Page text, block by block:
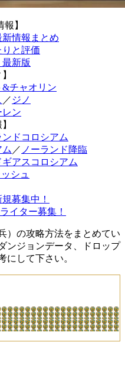
】
情報まとめ
と評価
新版
&チャオリン
／ ジノ
レン
ンドコロシアム
／ ノーランド降臨
ギアスコロシアム
シュ
募集中！
イター募集！
）の攻略方法をまとめてい
ンジョンデータ、ドロップ
にして下さい。